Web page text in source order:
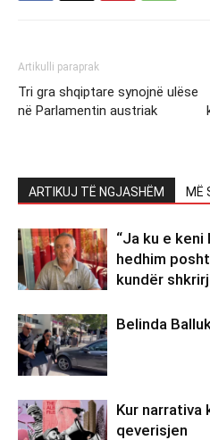
Artikulli paraprak
Tri gra shqiptare synojnë ulëse
në Parlamentin austriak
ARTIKUJ TË NGJASHËM MË
“Ja ku e
hedhim
kundër
Belinda
Kur narrativa
qeverisjen